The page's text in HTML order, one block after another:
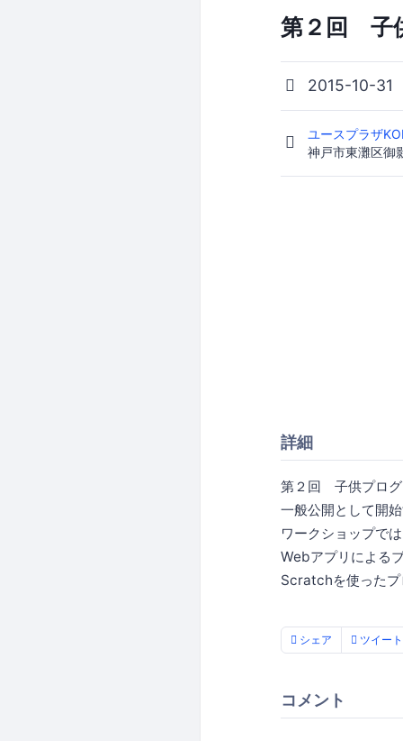
第２回 子
2015-10-31
ユースプラザ
神戸市東灘区御
詳細
第２回 子供プログ
一般公開として開
ワークショップでは
Webアプリによる
Scratchを使ったプ
シェア ツイート
コメント